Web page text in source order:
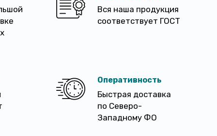
Вся наша продукция
соответствует ГОСТ
Оперативность
Быстрая доставка
по Северо-
Западному ФО